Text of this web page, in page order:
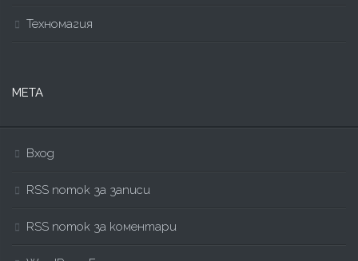
Техномагия
МЕТА
Вход
RSS поток за записи
RSS поток за коментари